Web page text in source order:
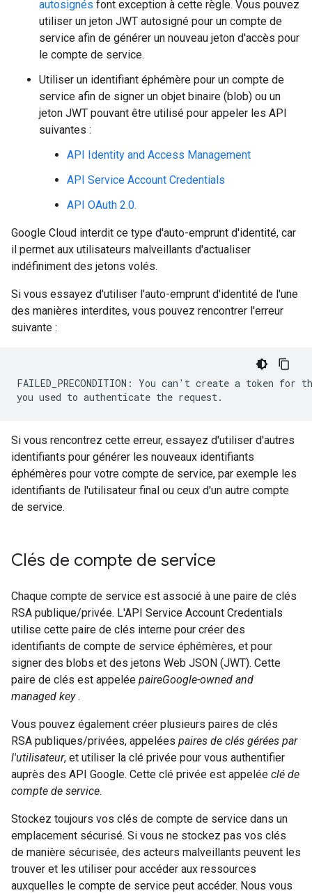
autosignés font exception à cette règle. Vous pouvez
utiliser un jeton JWT autosigné pour un compte de
service afin de générer un nouveau jeton d'accès pour
le compte de service.
Utiliser un identifiant éphémère pour un compte de
service afin de signer un objet binaire (blob) ou un
jeton JWT pouvant être utilisé pour appeler les API
suivantes :
API Identity and Access Management
API Service Account Credentials
API OAuth 2.0.
Google Cloud interdit ce type d'auto-emprunt d'identité, car
il permet aux utilisateurs malveillants d'actualiser
indéfiniment des jetons volés.
Si vous essayez d'utiliser l'auto-emprunt d'identité de l'une
des manières interdites, vous pouvez rencontrer l'erreur
suivante :
FAILED_PRECONDITION: You can't create a token for
Si vous rencontrez cette erreur, essayez d'utiliser d'autres
identifiants pour générer les nouveaux identifiants
éphémères pour votre compte de service, par exemple les
identifiants de l'utilisateur final ou ceux d'un autre compte
de service.
Clés de compte de service
Chaque compte de service est associé à une paire de clés
RSA publique/privée. L'API Service Account Credentials
utilise cette paire de clés interne pour créer des
identifiants de compte de service éphémères, et pour
signer des blobs et des jetons Web JSON (JWT). Cette
paire de clés est appelée paireGoogle-owned and
managed key.
Vous pouvez également créer plusieurs paires de clés
RSA publiques/privées, appelées paires de clés gérées par
l'utilisateur, et utiliser la clé privée pour vous authentifier
auprès des API Google. Cette clé privée est appelée clé de
compte de service.
Stockez toujours vos clés de compte de service dans un
emplacement sécurisé. Si vous ne stockez pas vos clés
de manière sécurisée, des acteurs malveillants peuvent les
trouver et les utiliser pour accéder aux ressources
auxquelles le compte de service peut accéder. Nous vous